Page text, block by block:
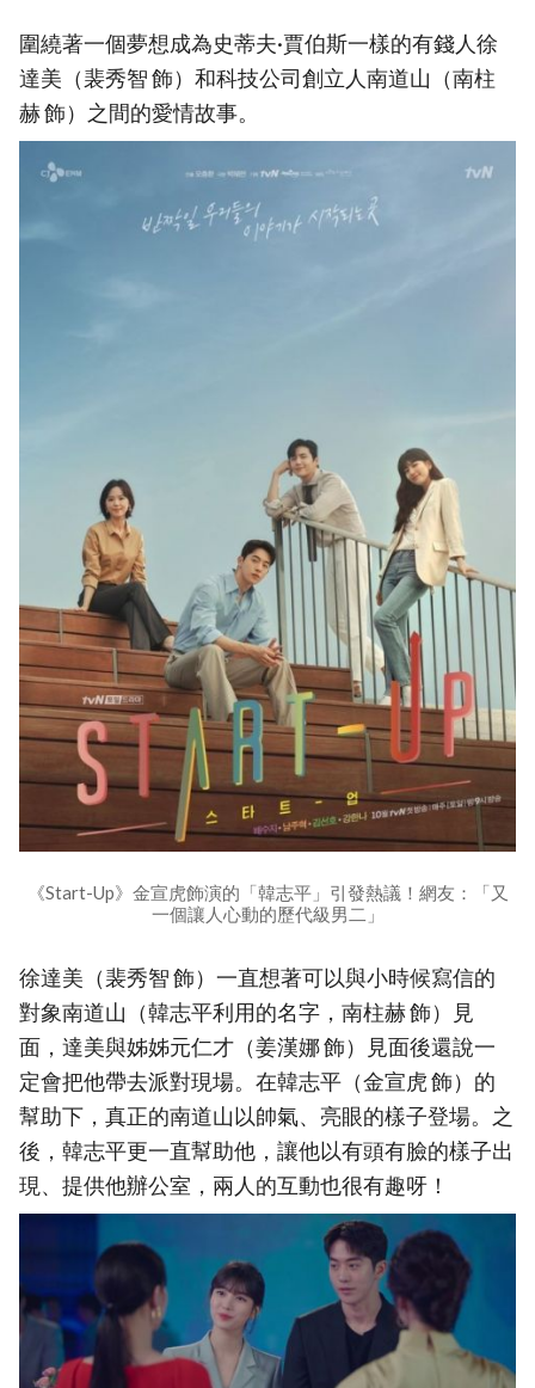
圍繞著一個夢想成為史蒂夫·賈伯斯一樣的有錢人徐
達美（裴秀智 飾）和科技公司創立人南道山（南柱
赫 飾）之間的愛情故事。
《Start-Up》金宣虎飾演的「韓志平」引發熱議！網友：「又
一個讓人心動的歷代級男二」
徐達美（裴秀智 飾）一直想著可以與小時候寫信的
對象南道山（韓志平利用的名字，南柱赫 飾）見
面，達美與姊姊元仁才（姜漢娜 飾）見面後還說一
定會把他帶去派對現場。在韓志平（金宣虎 飾）的
幫助下，真正的南道山以帥氣、亮眼的樣子登場。之
後，韓志平更一直幫助他，讓他以有頭有臉的樣子出
現、提供他辦公室，兩人的互動也很有趣呀！